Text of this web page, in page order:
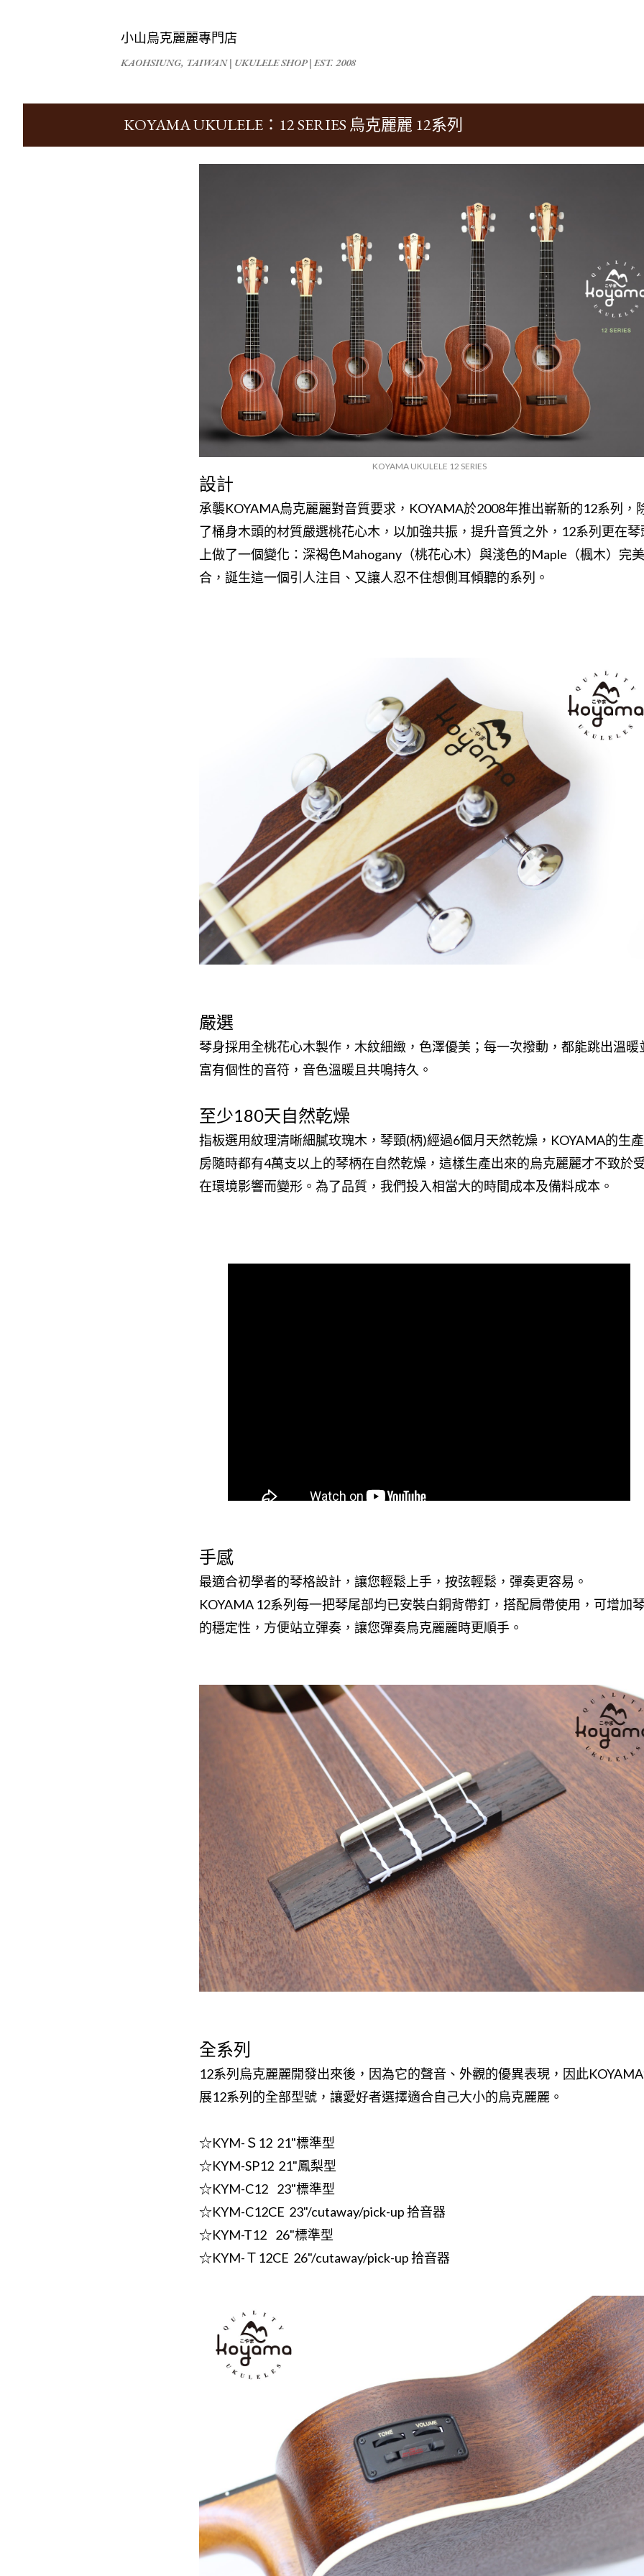
小山烏克麗麗專門店
KAOHSIUNG, TAIWAN | UKULELE SHOP | EST. 2008
KOYAMA UKULELE：12 SERIES 烏克麗麗 12系列
KOYAMA UKULELE 12 SERIES
設計
承襲KOYAMA烏克麗麗對音質要求，KOYAMA於2008年推出嶄新的12系列，
了桶身木頭的材質嚴選桃花心木，以加強共振，提升音質之外，12系列更在琴
上做了一個變化：深褐色Mahogany（桃花心木）與淺色的Maple（楓木）完
合，誕生這一個引人注目、又讓人忍不住想側耳傾聽的系列。
嚴選
琴身採用全桃花心木製作，木紋細緻，色澤優美；每一次撥動，都能跳出溫暖
富有個性的音符，音色溫暖且共鳴持久。
至少180天自然乾燥
指板選用紋理清晰細膩玫瑰木，琴頸(柄)經過6個月天然乾燥，KOYAMA的生
房隨時都有4萬支以上的琴柄在自然乾燥，這樣生產出來的烏克麗麗才不致於
在環境影響而變形。為了品質，我們投入相當大的時間成本及備料成本。
手感
最適合初學者的琴格設計，讓您輕鬆上手，按弦輕鬆，彈奏更容易。
KOYAMA 12系列每一把琴尾部均已安裝白銅背帶釘，搭配肩帶使用，可增加
的穩定性，方便站立彈奏，讓您彈奏烏克麗麗時更順手。
全系列
12系列烏克麗麗開發出來後，因為它的聲音、外觀的優異表現，因此
展12系列的全部型號，讓愛好者選擇適合自己大小的烏克麗麗。
☆KYM-Ｓ12 21"標準型
☆KYM-SP12 21"鳳梨型
☆KYM-C12 23"標準型
☆KYM-C12CE 23"/cutaway/pick-up 拾音器
☆KYM-T12 26"標準型
☆KYM-Ｔ12CE 26"/cutaway/pick-up 拾音器